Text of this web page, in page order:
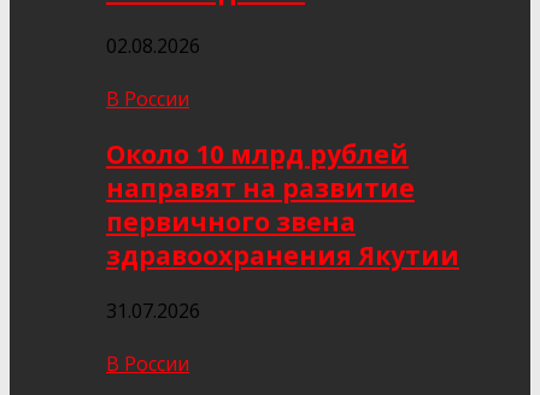
02.08.2026
В России
Около 10 млрд рублей
направят на развитие
первичного звена
здравоохранения Якутии
31.07.2026
В России